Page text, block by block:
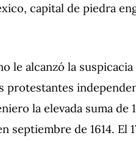
capital de piedra
le alcanzó la
protestantes
la elevada suma de
septiembre de 1614. El